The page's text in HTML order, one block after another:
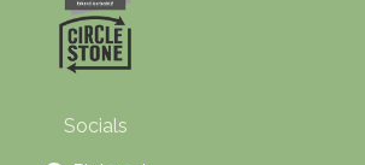
Socials